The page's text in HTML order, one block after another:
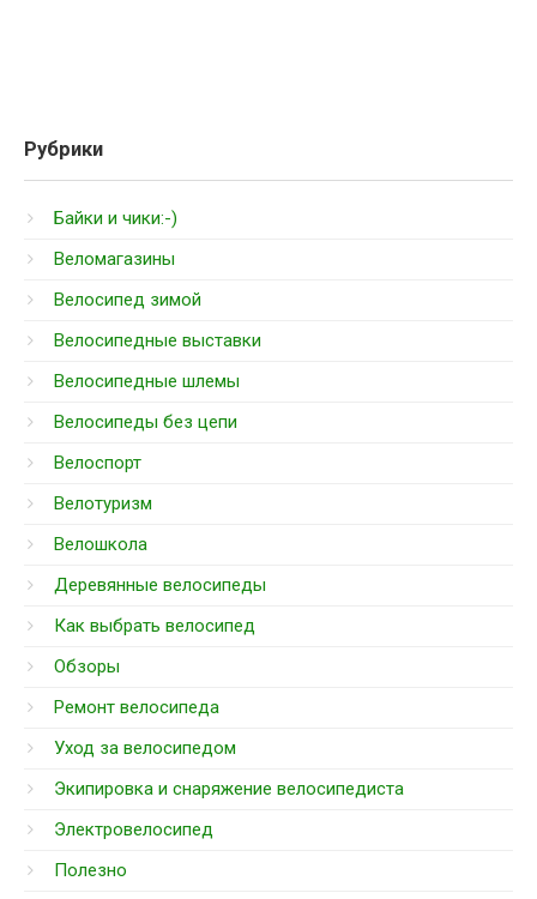
Рубрики
Байки и чики:-)
Веломагазины
Велосипед зимой
Велосипедные выставки
Велосипедные шлемы
Велосипеды без цепи
Велоспорт
Велотуризм
Велошкола
Деревянные велосипеды
Как выбрать велосипед
Обзоры
Ремонт велосипеда
Уход за велосипедом
Экипировка и снаряжение велосипедиста
Электровелосипед
Полезно